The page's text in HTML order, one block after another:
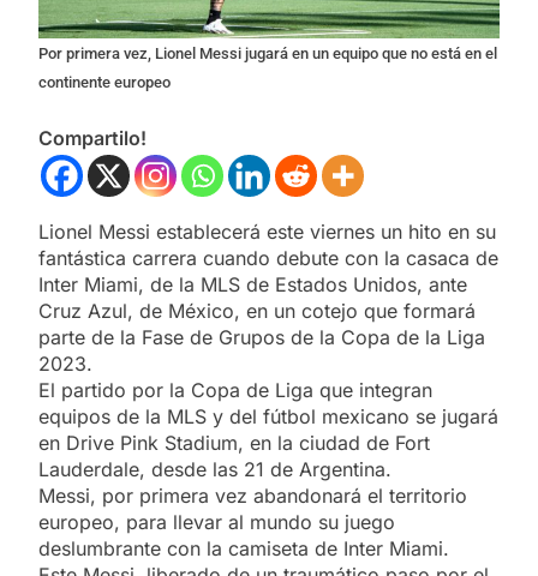
Por primera vez, Lionel Messi jugará en un equipo que no está en el
continente europeo
Compartilo!
Lionel Messi establecerá este viernes un hito en su
fantástica carrera cuando debute con la casaca de
Inter Miami, de la MLS de Estados Unidos, ante
Cruz Azul, de México, en un cotejo que formará
parte de la Fase de Grupos de la Copa de la Liga
2023.
El partido por la Copa de Liga que integran
equipos de la MLS y del fútbol mexicano se jugará
en Drive Pink Stadium, en la ciudad de Fort
Lauderdale, desde las 21 de Argentina.
Messi, por primera vez abandonará el territorio
europeo, para llevar al mundo su juego
deslumbrante con la camiseta de Inter Miami.